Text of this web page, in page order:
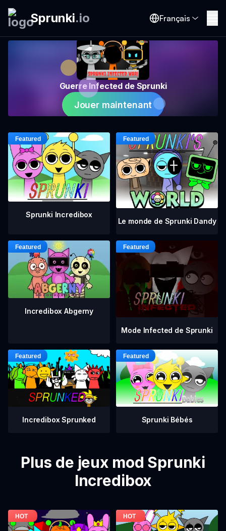
Sprunki.io Français
Guerre Infected de Sprunki
Jouer maintenant
Sprunki Incredibox
Le monde de Sprunki Dandy
Incredibox Abgerny
Mode Infected de Sprunki
Incredibox Sprunked Sprunki Bébés
Plus de jeux mod Sprunki
Incredibox